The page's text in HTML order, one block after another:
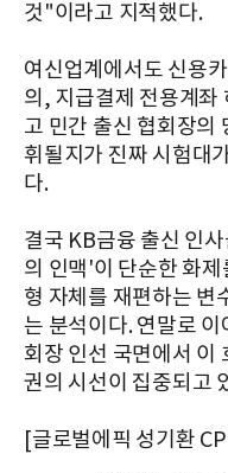
것"이라고 지적했다.
여신업계에서도 신용
의, 지급결제 전용계좌
고 민간 출신 협회장의
휘될지가 진짜 시험대
다.
결국 KB금융 출신 인
의 인맥'이 단순한 화
형 자체를 재편하는 변
는 분석이다. 연말로
회장 인선 국면에서 이
권의 시선이 집중되고
[글로벌에픽 성기환